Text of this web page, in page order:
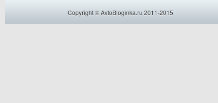
Copyright © AvtoBloginka.ru 2011-2015